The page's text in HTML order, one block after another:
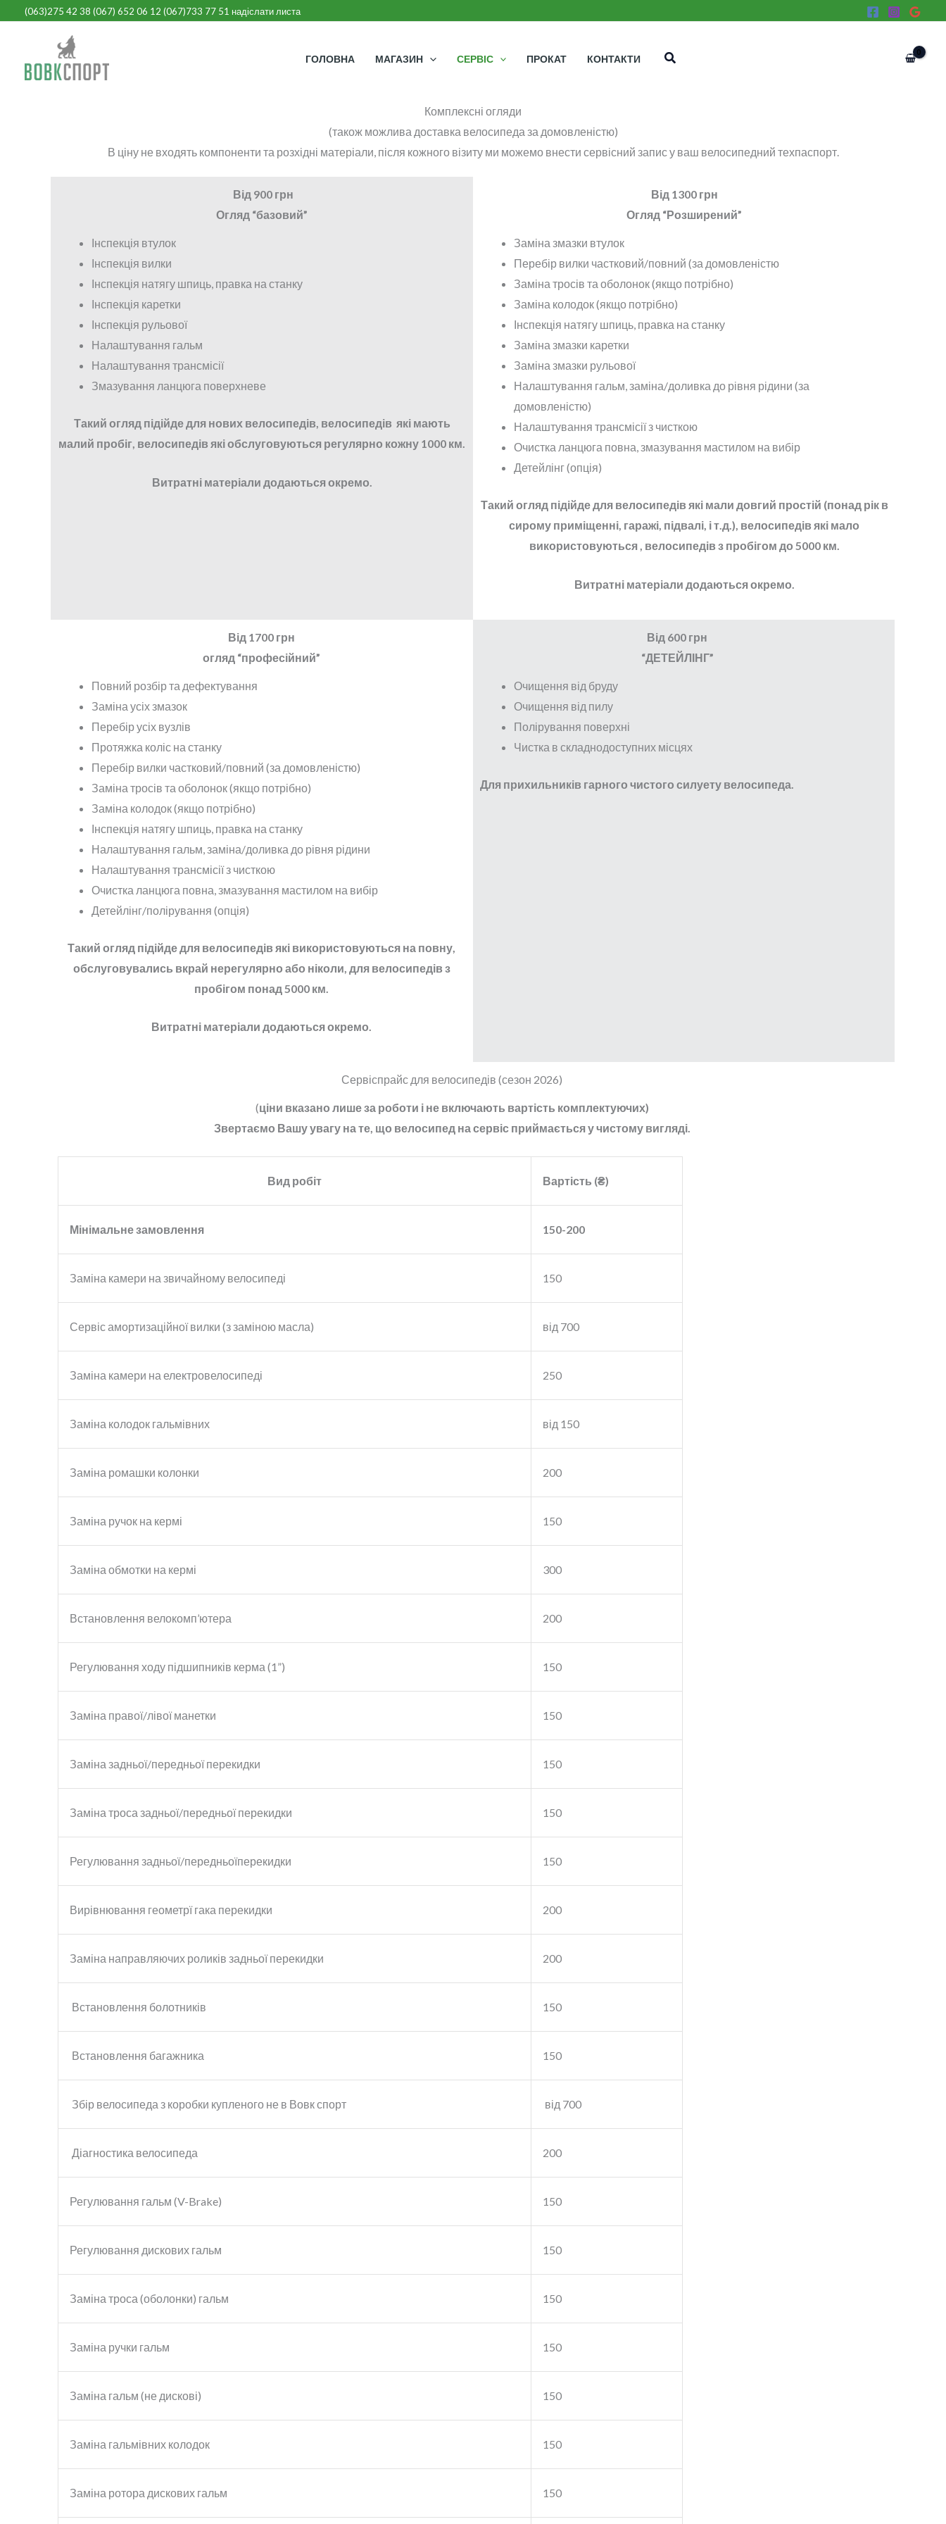
Перейти(063)275 42 38 (067) 652 06 12 (067)733 77 51 надіслати листа
ГОЛОВНА МАГАЗИН СЕРВІС ПРОКАТ КОНТАКТИ Пошук
Комплексні огляди
(також можлива доставка велосипеда за домовленістю)
В ціну не входять компоненти та розхідні матеріали, після кожного візиту ми можемо внести сервісний запис у ваш велосипедний техпаспорт.
Від 900 грн
Огляд “базовий”
Інспекція втулок
Інспекція вилки
Інспекція натягу шпиць, правка на станку
Інспекція каретки
Інспекція рульової
Налаштування гальм
Налаштування трансмісії
Змазування ланцюга поверхневе
Такий огляд підійде для нових велосипедів, велосипедів які мають
малий пробіг, велосипедів які обслуговуються регулярно кожну 1000 км.
Витратні матеріали додаються окремо.
Від 1300 грн
Огляд “Розширений”
Заміна змазки втулок
Перебір вилки частковий/повний (за домовленістю
Заміна тросів та оболонок (якщо потрібно)
Заміна колодок (якщо потрібно)
Інспекція натягу шпиць, правка на станку
Заміна змазки каретки
Заміна змазки рульової
Налаштування гальм, заміна/доливка до рівня рідини (за
домовленістю)
Налаштування трансмісії з чисткою
Очистка ланцюга повна, змазування мастилом на вибір
Детейлінг (опція)
Такий огляд підійде для велосипедів які мали довгий простій (понад рік в
сирому приміщенні, гаражі, підвалі, і т.д.), велосипедів які мало
використовуються , велосипедів з пробігом до 5000 км.
Витратні матеріали додаються окремо.
Від 1700 грн
огляд “професійний”
Повний розбір та дефектування
Заміна усіх змазок
Перебір усіх вузлів
Протяжка коліс на станку
Перебір вилки частковий/повний (за домовленістю)
Заміна тросів та оболонок (якщо потрібно)
Заміна колодок (якщо потрібно)
Інспекція натягу шпиць, правка на станку
Налаштування гальм, заміна/доливка до рівня рідини
Налаштування трансмісії з чисткою
Очистка ланцюга повна, змазування мастилом на вибір
Детейлінг/полірування (опція)
Такий огляд підійде для велосипедів які використовуються на повну,
обслуговувались вкрай нерегулярно або ніколи, для велосипедів з
пробігом понад 5000 км.
Витратні матеріали додаються окремо.
Від 600 грн
“ДЕТЕЙЛІНГ”
Очищення від бруду
Очищення від пилу
Полірування поверхні
Чистка в складнодоступних місцях
Для прихильників гарного чистого силуету велосипеда.
Сервіспрайс для велосипедів (сезон 2026)
(ціни вказано лише за роботи і не включають вартість комплектуючих)
Звертаємо Вашу увагу на те, що велосипед на сервіс приймається у чистому вигляді.
Вид робіт Вартість (₴)
Мінімальне замовлення 150-200
Заміна камери на звичайному велосипеді 150
Сервіс амортизаційної вилки (з заміною масла) від 700
Заміна камери на електровелосипеді 250
Заміна колодок гальмівних від 150
Заміна ромашки колонки 200
Заміна ручок на кермі 150
Заміна обмотки на кермі 300
Встановлення велокомп’ютера 200
Регулювання ходу підшипників керма (1”) 150
Заміна правої/лівої манетки 150
Заміна задньої/передньої перекидки 150
Заміна троса задньої/передньої перекидки 150
Регулювання задньої/передньоїперекидки 150
Вирівнювання геометрї гака перекидки 200
Заміна направляючих роликів задньої перекидки 200
Встановлення болотників 150
Встановлення багажника 150
Збір велосипеда з коробки купленого не в Вовк спорт від 700
Діагностика велосипеда 200
Регулювання гальм (V-Brake) 150
Регулювання дискових гальм 150
Заміна троса (оболонки) гальм 150
Заміна ручки гальм 150
Заміна гальм (не дискові) 150
Заміна гальмівних колодок 150
Заміна ротора дискових гальм 150